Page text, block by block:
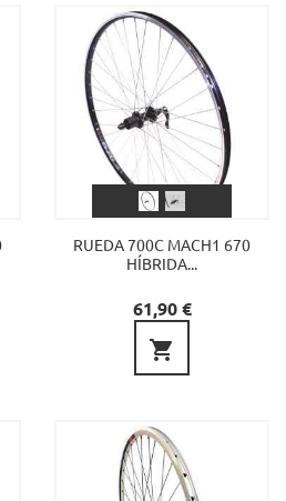
RUEDA 700C MACH1 670
HÍBRIDA...
Precio
61,90 €
